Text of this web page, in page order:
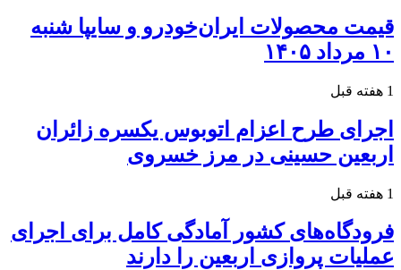
قیمت محصولات ایران‌خودرو و سایپا شنبه
۱۰ مرداد ۱۴۰۵
1 هفته قبل
اجرای طرح اعزام اتوبوس یکسره زائران
اربعین حسینی در مرز خسروی
1 هفته قبل
فرودگاه‌های کشور آمادگی کامل برای اجرای
عملیات پروازی اربعین را دارند